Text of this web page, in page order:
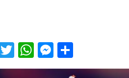
Facebook
TwitterWhatsApp